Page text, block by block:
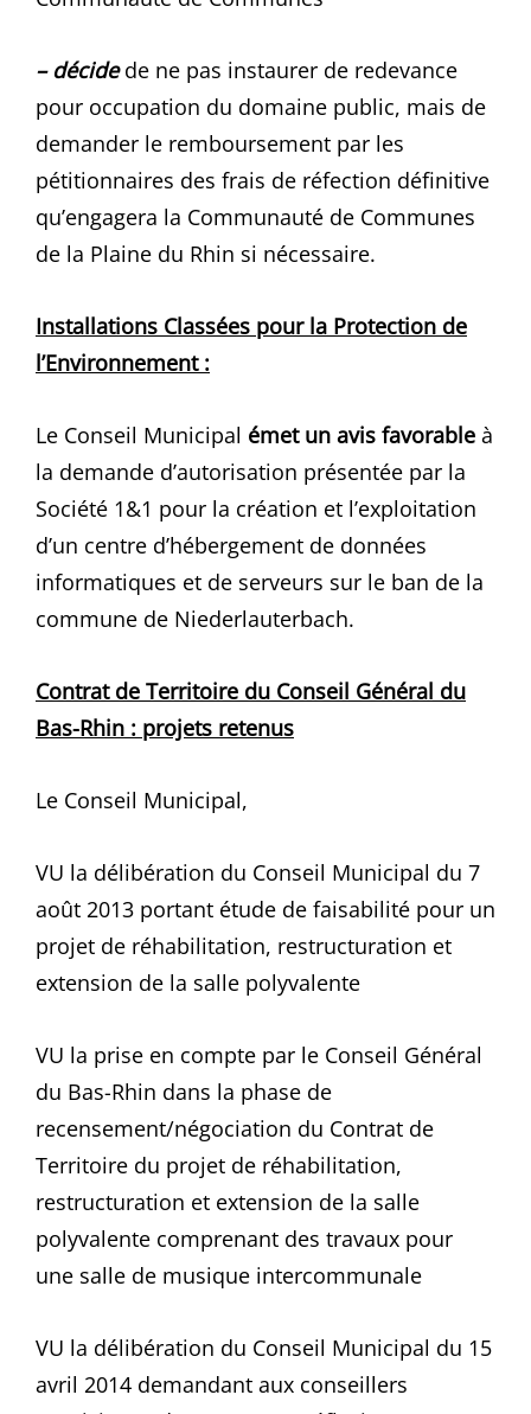
– décidede ne pas instaurer de redevance
pour occupation du domaine public, mais de
demander le remboursement par les
pétitionnaires des frais de réfection définitive
qu’engagera la Communauté de Communes
de la Plaine du Rhin si nécessaire.
Installations Classées pour la Protection de
l’Environnement :
Le Conseil Municipal émet un avis favorable à
la demande d’autorisation présentée par la
Société 1&1 pour la création et l’exploitation
d’un centre d’hébergement de données
informatiques et de serveurs sur le ban de la
commune de Niederlauterbach.
Contrat de Territoire du Conseil Général du
Bas-Rhin : projets retenus
Le Conseil Municipal,
VU la délibération du Conseil Municipal du 7
août 2013 portant étude de faisabilité pour un
projet de réhabilitation, restructuration et
extension de la salle polyvalente
VU la prise en compte par le Conseil Général
du Bas-Rhin dans la phase de
recensement/négociation du Contrat de
Territoire du projet de réhabilitation,
restructuration et extension de la salle
polyvalente comprenant des travaux pour
une salle de musique intercommunale
VU la délibération du Conseil Municipal du 15
avril 2014 demandant aux conseillers